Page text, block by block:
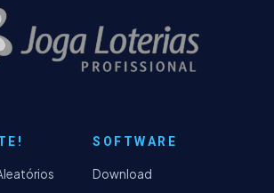
SOFTWARE
Download